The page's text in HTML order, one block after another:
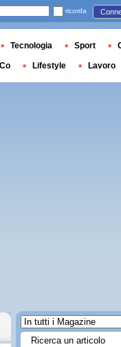
ricorda
Tecnologia Sport
Lifestyle Lavoro